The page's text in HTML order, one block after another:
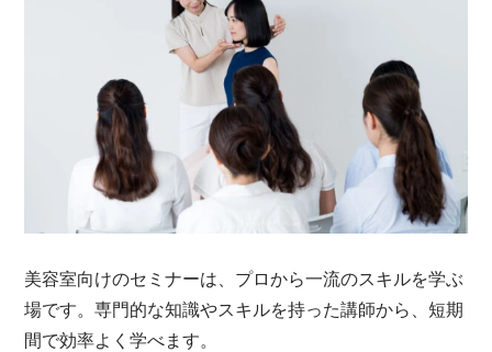
美容室向けのセミナーは、プロから一流のスキルを学ぶ
場です。専門的な知識やスキルを持った講師から、短期
間で効率よく学べます。